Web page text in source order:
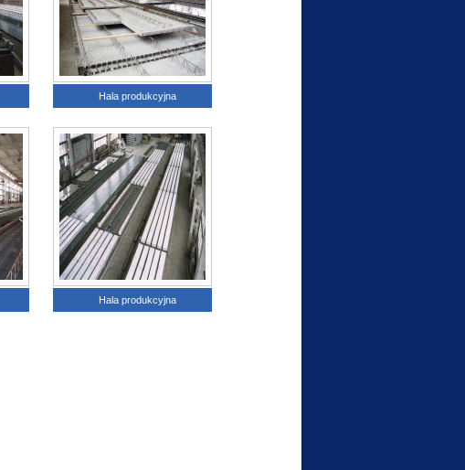
Hala produkcyjna
Hala produkcyjna